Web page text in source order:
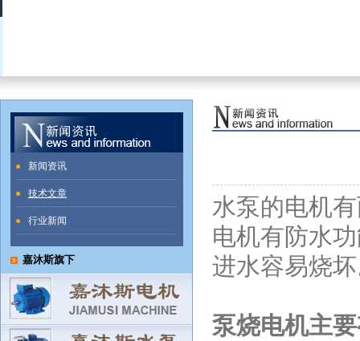
新闻资讯
技术文章
行业新闻
嘉沐斯旗下
水泵的电机
电机有防水
进水容易烧
泵烧电机主